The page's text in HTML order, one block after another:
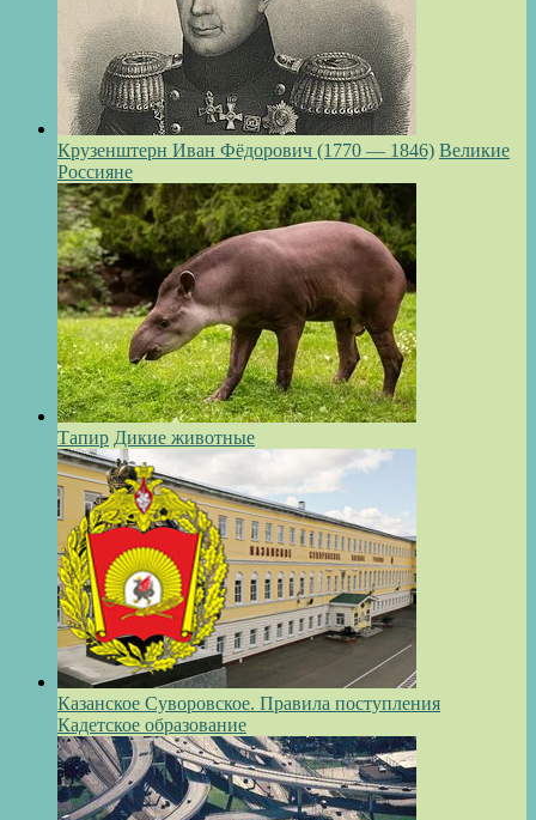
Крузенштерн Иван Фёдорович (1770 — 1846) Великие
Россияне
Тапир Дикие животные
Казанское Суворовское. Правила поступления
Кадетское образование